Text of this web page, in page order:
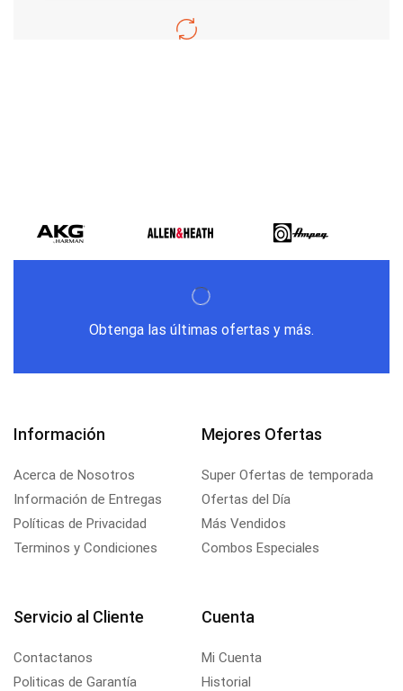
Obtenga las últimas ofertas y más.
Información
Acerca de Nosotros
Información de Entregas
Políticas de Privacidad
Terminos y Condiciones
Mejores Ofertas
Super Ofertas de temporada
Ofertas del Día
Más Vendidos
Combos Especiales
Servicio al Cliente
Contactanos
Politicas de Garantía
Cuenta
Mi Cuenta
Historial